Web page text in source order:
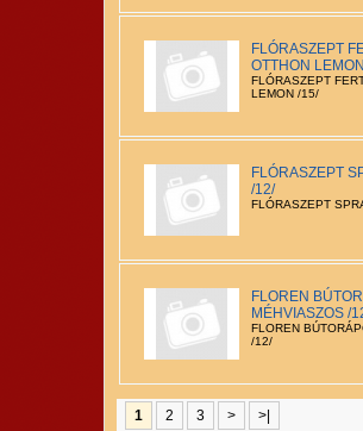
FLÓRASZEPT
OTTHON
FLÓRASZEPT
LEMON /15/
FLÓRASZEPT
/12/
FLÓRASZEPT
FLOREN
MÉHVIASZOS /
FLOREN
/12/
1 2 3 > >|